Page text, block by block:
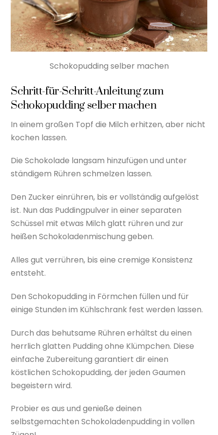
Schokopudding selber machen
Schritt-für-Schritt-Anleitung zum
Schokopudding selber machen
In einem großen Topf die Milch erhitzen, aber nicht
kochen lassen.
Die Schokolade langsam hinzufügen und unter
ständigem Rühren schmelzen lassen.
Den Zucker einrühren, bis er vollständig aufgelöst
ist. Nun das Puddingpulver in einer separaten
Schüssel mit etwas Milch glatt rühren und zur
heißen Schokoladenmischung geben.
Alles gut verrühren, bis eine cremige Konsistenz
entsteht.
Den Schokopudding in Förmchen füllen und für
einige Stunden im Kühlschrank fest werden lassen.
Durch das behutsame Rühren erhältst du einen
herrlich glatten Pudding ohne Klümpchen. Diese
einfache Zubereitung garantiert dir einen
köstlichen Schokopudding, der jeden Gaumen
begeistern wird.
Probier es aus und genieße deinen
selbstgemachten Schokoladenpudding in vollen